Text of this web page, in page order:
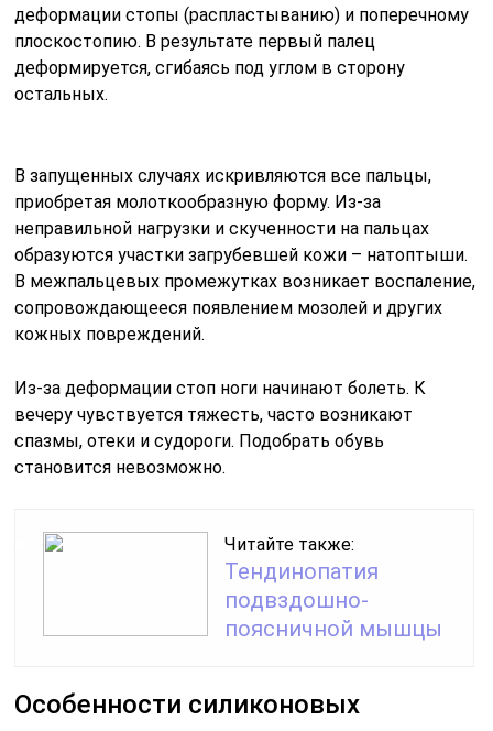
деформации стопы (распластыванию) и поперечному
плоскостопию. В результате первый палец
деформируется, сгибаясь под углом в сторону
остальных.
В запущенных случаях искривляются все пальцы,
приобретая молоткообразную форму. Из-за
неправильной нагрузки и скученности на пальцах
образуются участки загрубевшей кожи – натоптыши.
В межпальцевых промежутках возникает воспаление,
сопровождающееся появлением мозолей и других
кожных повреждений.
Из-за деформации стоп ноги начинают болеть. К
вечеру чувствуется тяжесть, часто возникают
спазмы, отеки и судороги. Подобрать обувь
становится невозможно.
Читайте также:
Тендинопатия
подвздошно-
поясничной мышцы
Особенности силиконовых